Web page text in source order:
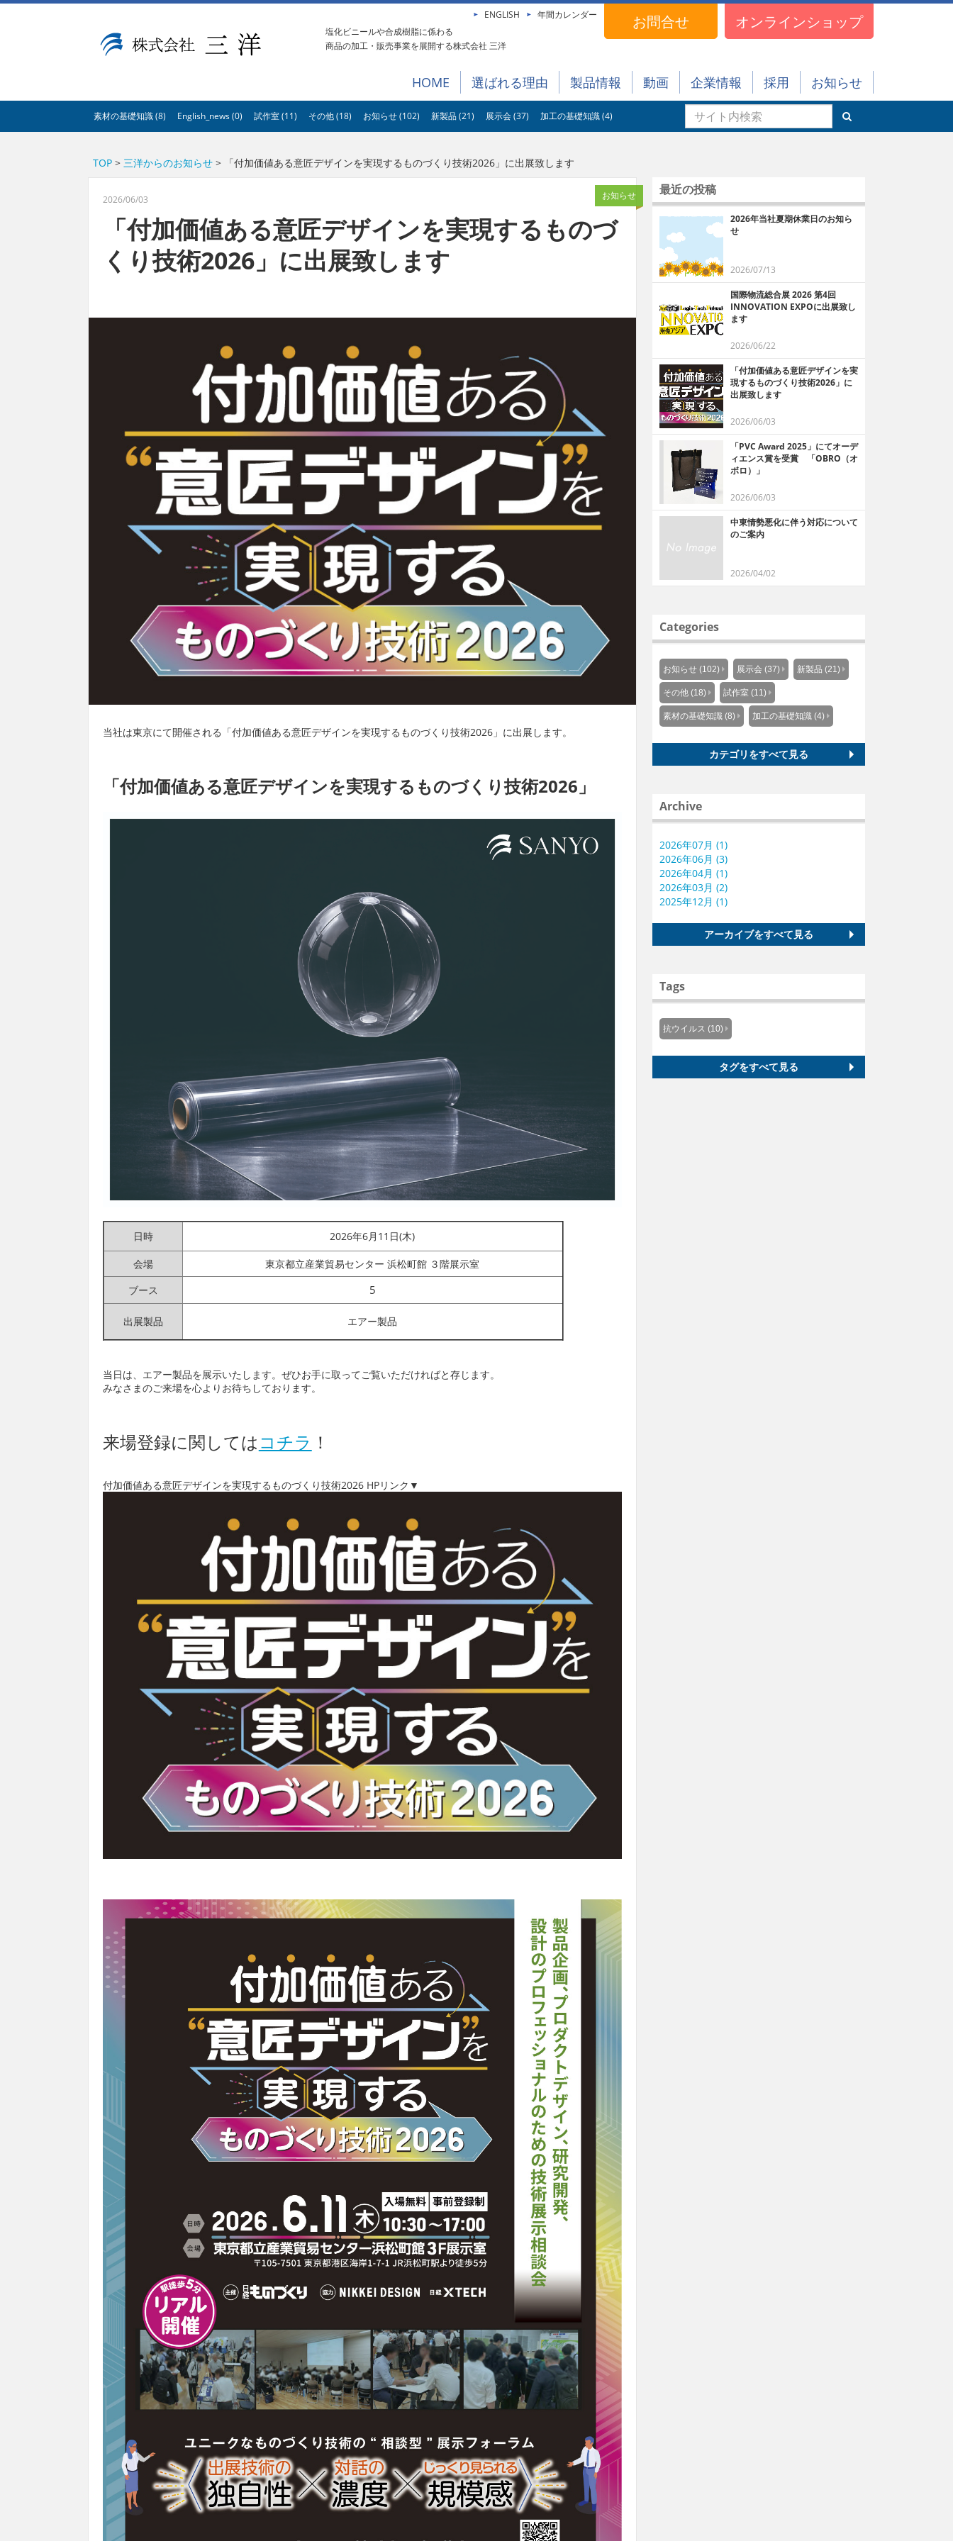
A53E59DB21DB099A77E5122BCBD1D26E
ENGLISH 年間カレンダー お問合せ オンラインショップ
塩化ビニールや合成樹脂に係わる
商品の加工・販売事業を展開する株式会社 三洋
HOME 選ばれる理由 製品情報 動画 企業情報 採用 お知らせ
素材の基礎知識 (8) English_news (0) 試作室 (11) その他 (18) お知らせ (102) 新製品 (21) 展示会 (37) 加工の基礎知識 (4)
TOP >三洋からのお知らせ > 「付加価値ある意匠デザインを実現するものづくり技術2026」に出展致します
お知らせ
2026/06/03
「付加価値ある意匠デザインを実現するものづ
くり技術2026」に出展致します
当社は東京にて開催される 「付加価値ある意匠デザインを実現するものづくり技術2026」 に出展します。
「付加価値ある意匠デザインを実現するものづくり技術2026」
日時 2026年6月11日(木)
会場
東京都立産業貿易センター 浜松町館 ３階展示室
ブース
5
出展製品 エアー製品
当日は、エアー製品を展示いたします。ぜひお手に取ってご覧いただければと存じます。
みなさまのご来場を心よりお待ちしております。
来場登録に関してはコチラ ！
付加価値ある意匠デザインを実現するものづくり技術2026 HPリンク▼
最近の投稿
2026年当社夏期休業日のお知ら
せ
2026/07/13
国際物流総合展 2026 第4回
INNOVATION EXPOに出展致し
ます
2026/06/22
「付加価値ある意匠デザインを実
現するものづくり技術2026」に
出展致します
2026/06/03
「PVC Award 2025」にてオーデ
ィエンス賞を受賞 「OBRO（オ
ボロ）」
2026/06/03
中東情勢悪化に伴う対応について
のご案内
2026/04/02
Categories
お知らせ (102) 展示会 (37) 新製品 (21)
その他 (18) 試作室 (11)
素材の基礎知識 (8) 加工の基礎知識 (4)
カテゴリをすべて見る
Archive
2026年07月 (1)
2026年06月 (3)
2026年04月 (1)
2026年03月 (2)
2025年12月 (1)
アーカイブをすべて見る
Tags
抗ウイルス (10)
タグをすべて見る